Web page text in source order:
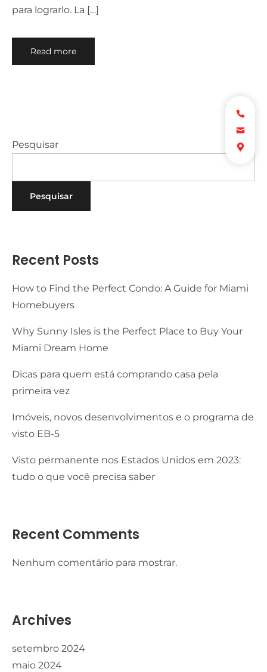
Pesquisar
Pesquisar
Recent Posts
How to Find the Perfect Condo: A Guide for Miami
Homebuyers
Why Sunny Isles is the Perfect Place to Buy Your
Miami Dream Home
Dicas para quem está comprando casa pela
primeira vez
Imóveis, novos desenvolvimentos e o programa de
visto EB-5
Visto permanente nos Estados Unidos em 2023:
tudo o que você precisa saber
Recent Comments
Nenhum comentário para mostrar.
Archives
setembro 2024
maio 2024
para lograrlo. La […]
Read more